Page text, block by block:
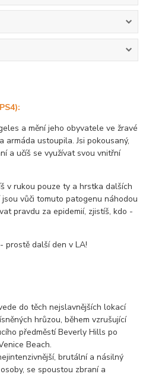
a mění jeho obyvatele ve žravé
armáda ustoupila. Jsi pokousaný,
a učíš se využívat svou vnitřní
v rukou pouze ty a hrstka dalších
vůči tomuto patogenu náhodou
pravdu za epidemií, zjistíš, kdo -
prostě další den v LA!
do těch nejslavnějších lokací
hrůzou, během vzrušující
předměstí Beverly Hills po
Beach.
brutální a násilný
se spoustou zbraní a